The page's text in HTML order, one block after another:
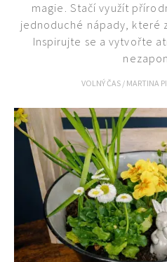
Naše krásná zahrada
magie. Stačí využít
jednoduché nápady, které
Inspirujte se a vytvořte
VOLNÝ ČAS / MARTINA